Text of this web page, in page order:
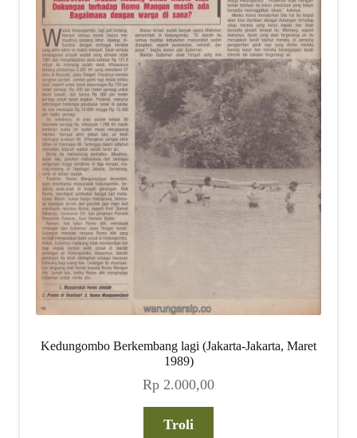
Kedungombo Berkembang lagi (Jakarta-Jakarta, Maret
1989)
Rp 2.000,00
Troli